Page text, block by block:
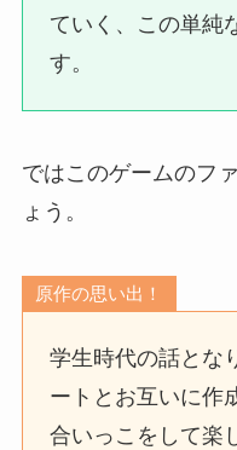
ていく、この単純
す。
ではこのゲームのフ
ょう。
原作の思い出！
学生時代の話とな
ートとお互いに作
合いっこをして楽